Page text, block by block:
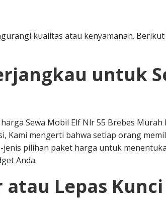
kualitas atau kenyamanan.
untuk
Sewa Mobil Elf Nlr 55 Brebes Murah
Kami mengerti bahwa setiap orang
pilihan paket harga untuk
Anda.
Lepas Kunci